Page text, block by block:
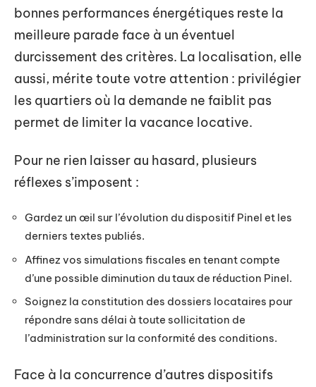
bonnes performances énergétiques reste la
meilleure parade face à un éventuel
durcissement des critères. La localisation, elle
aussi, mérite toute votre attention : privilégier
les quartiers où la demande ne faiblit pas
permet de limiter la vacance locative.
Pour ne rien laisser au hasard, plusieurs
réflexes s’imposent :
Gardez un œil sur l’évolution du dispositif Pinel et les
derniers textes publiés.
Affinez vos simulations fiscales en tenant compte
d’une possible diminution du taux de réduction Pinel.
Soignez la constitution des dossiers locataires pour
répondre sans délai à toute sollicitation de
l’administration sur la conformité des conditions.
Face à la concurrence d’autres dispositifs